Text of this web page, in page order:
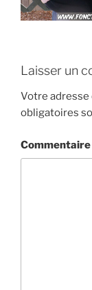
Laisser un
Votre adresse
obligatoires
Commentaire